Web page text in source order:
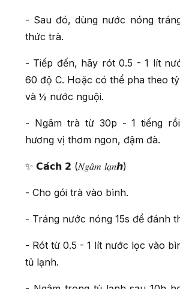
- Sau đó, dùng nước nóng
thức trà.
- Tiếp đến, hãy rót 0.5 - 1 lít
60 độ C. Hoặc có thể pha theo
và ½ nước nguội.
- Ngâm trà từ 30p - 1 tiếng
hương vị thơm ngon, đậm đà.
✨ 𝗖𝗮́𝗰𝗵 𝟮 (𝑁𝑔𝑎̂𝑚 𝑙𝑎̣𝑛ℎ)
- Cho gói trà vào bình.
- Tráng nước nóng 15s để đánh
- Rót từ 0.5 - 1 lít nước lọc vào
tủ lạnh.